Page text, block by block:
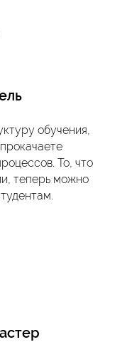
обучения,
То, что
теперь можно